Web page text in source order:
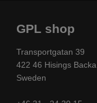
GPL shop
Transportgatan 39
422 46 Hisings Backa
Sweden